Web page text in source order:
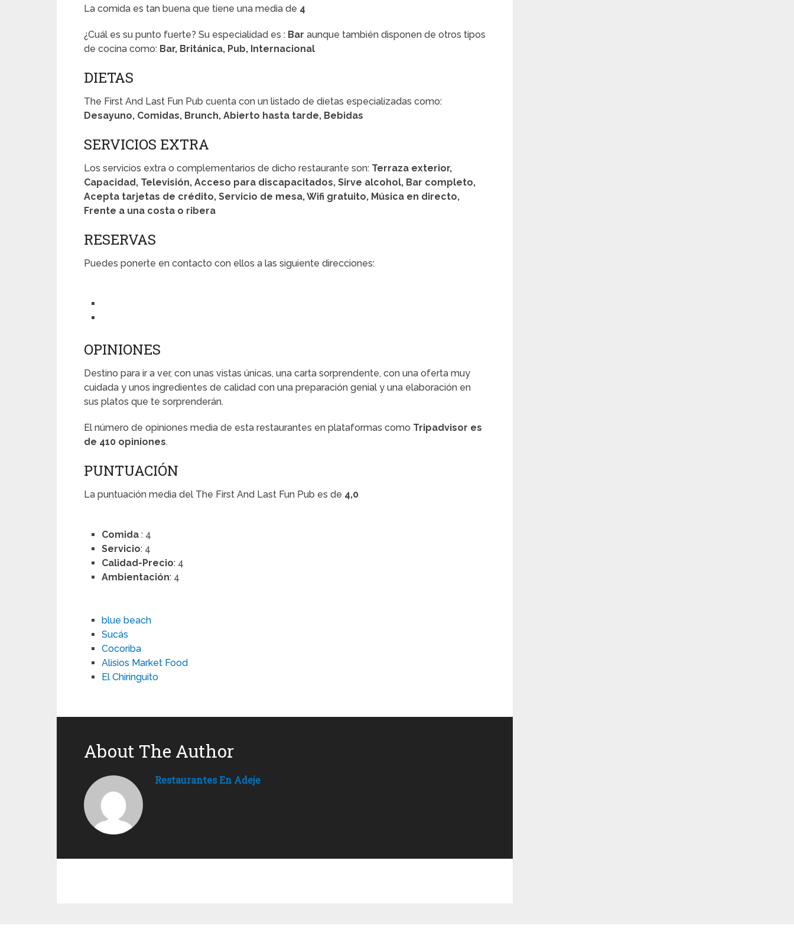
La comida es tan buena que tiene una media de 4
¿Cuál es su punto fuerte? Su especialidad es : Bar aunque también disponen de otros tipos
de cocina como: Bar, Británica, Pub, Internacional
DIETAS
The First And Last Fun Pub cuenta con un listado de dietas especializadas como:
Desayuno, Comidas, Brunch, Abierto hasta tarde, Bebidas
SERVICIOS EXTRA
Los servicios extra o complementarios de dicho restaurante son: Terraza exterior,
Capacidad, Televisión, Acceso para discapacitados, Sirve alcohol, Bar completo,
Acepta tarjetas de crédito, Servicio de mesa, Wifi gratuito, Música en directo,
Frente a una costa o ribera
RESERVAS
Puedes ponerte en contacto con ellos a las siguiente direcciones:
OPINIONES
Destino para ir a ver, con unas vistas únicas, una carta sorprendente, con una oferta muy
cuidada y unos ingredientes de calidad con una preparación genial y una elaboración en
sus platos que te sorprenderán.
El número de opiniones media de esta restaurantes en plataformas como Tripadvisor es
de 410 opiniones.
PUNTUACIÓN
La puntuación media del The First And Last Fun Pub es de 4,0
Comida : 4
Servicio: 4
Calidad-Precio: 4
Ambientación: 4
blue beach
Sucás
Cocoriba
Alisios Market Food
El Chiringuito
About The Author
Restaurantes En Adeje